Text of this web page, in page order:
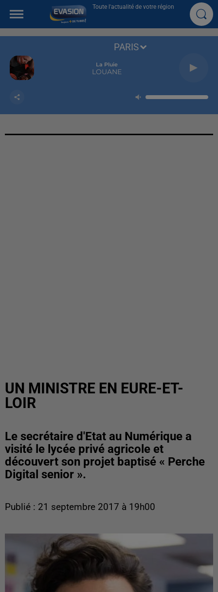
Toute l'actualité de votre région
La Pluie
LOUANE
PARIS
UN MINISTRE EN EURE-ET-
LOIR
Le secrétaire d'Etat au Numérique a
visité le lycée privé agricole et
découvert son projet baptisé « Perche
Digital senior ».
Publié : 21 septembre 2017 à 19h00